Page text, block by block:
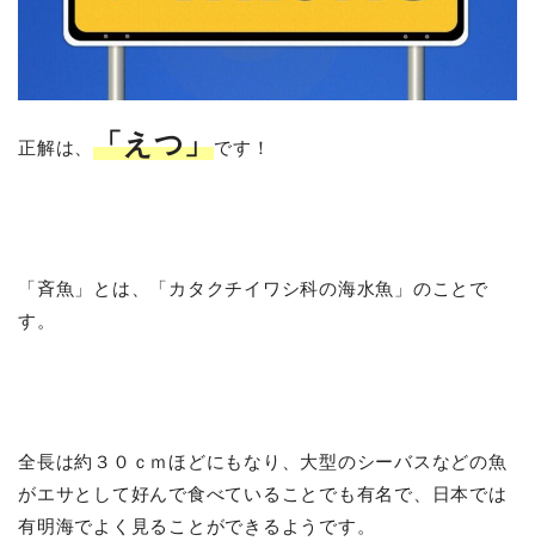
正解は、「えつ」です！
「斉魚」とは、「カタクチイワシ科の海水魚」のことで
す。
全長は約３０ｃｍほどにもなり、大型のシーバスなどの魚
がエサとして好んで食べていることでも有名で、日本では
有明海でよく見ることができるようです。